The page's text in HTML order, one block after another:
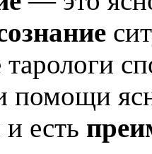
тарологи
помощи
есть